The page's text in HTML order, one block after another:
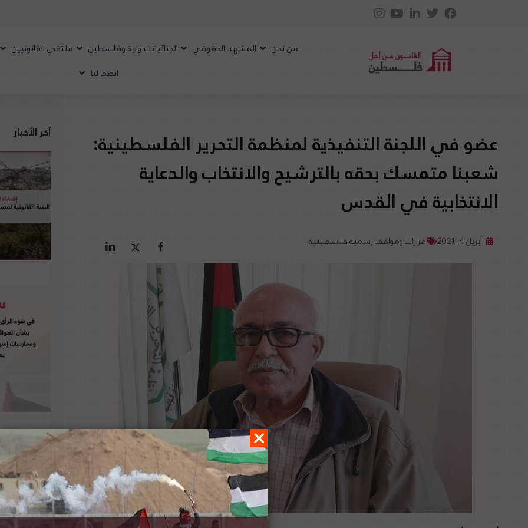
من نحن المشهد الحقوقي الجنائية الدولية وفلسطين ملتقى القانونيين
انضم لنا
عضو في اللجنة التنفيذية لمنظمة التحرير الفلسطينية:
شعبنا متمسك بحقه بالترشيح والانتخاب والدعاية
الانتخابية في القدس
أبريل 4, 2021 قرارات ومواقف رسمية فلسطينية
آخر الأخبار